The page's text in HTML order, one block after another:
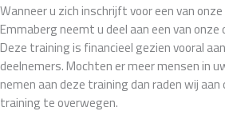
Wanneer u zich inschrijft voor een van
Emmaberg neemt u deel aan een van
Deze training is financieel gezien vooral
deelnemers. Mochten er meer mensen in
nemen aan deze training dan raden wij
training te overwegen.